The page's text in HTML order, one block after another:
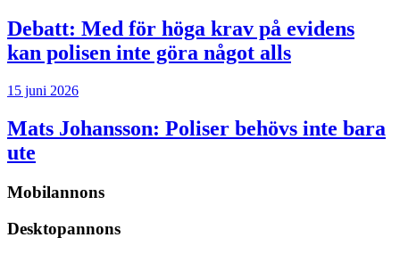
Debatt: Med för höga krav på evidens
kan polisen inte göra något alls
15 juni 2026
Mats Johansson: Poliser behövs inte bara
ute
Mobilannons
Desktopannons